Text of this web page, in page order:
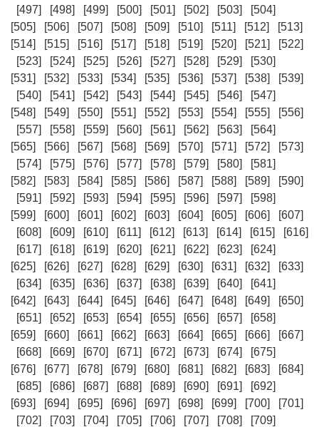
[497]
[498] [499] [500] [501] [502] [503]
[504]
[505]
[506] [507] [508] [509] [510] [511] [512]
[513]
[514]
[515] [516] [517] [518] [519] [520] [521]
[522]
[523]
[524] [525] [526] [527] [528] [529]
[530]
[531]
[532] [533] [534] [535] [536] [537] [538]
[539]
[540]
[541] [542] [543] [544] [545] [546]
[547]
[548]
[549] [550] [551] [552] [553] [554] [555]
[556]
[557]
[558] [559] [560] [561] [562] [563]
[564]
[565]
[566] [567] [568] [569] [570] [571] [572]
[573]
[574]
[575] [576] [577] [578] [579] [580]
[581]
[582]
[583] [584] [585] [586] [587] [588] [589]
[590]
[591]
[592] [593] [594] [595] [596] [597]
[598]
[599]
[600] [601] [602] [603] [604] [605] [606]
[607]
[608]
[609] [610] [611] [612] [613] [614] [615]
[616]
[617]
[618] [619] [620] [621] [622] [623]
[624]
[625]
[626] [627] [628] [629] [630] [631] [632]
[633]
[634]
[635] [636] [637] [638] [639] [640]
[641]
[642]
[643] [644] [645] [646] [647] [648] [649]
[650]
[651]
[652] [653] [654] [655] [656] [657]
[658]
[659]
[660] [661] [662] [663] [664] [665] [666]
[667]
[668]
[669] [670] [671] [672] [673] [674]
[675]
[676]
[677] [678] [679] [680] [681] [682] [683]
[684]
[685]
[686] [687] [688] [689] [690] [691]
[692]
[693]
[694] [695] [696] [697] [698] [699] [700]
[701]
[702]
[703] [704] [705] [706] [707] [708]
[709]